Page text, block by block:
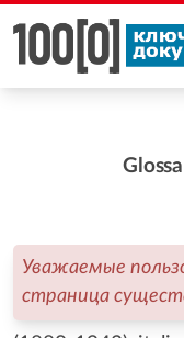
Уважаемые
страница